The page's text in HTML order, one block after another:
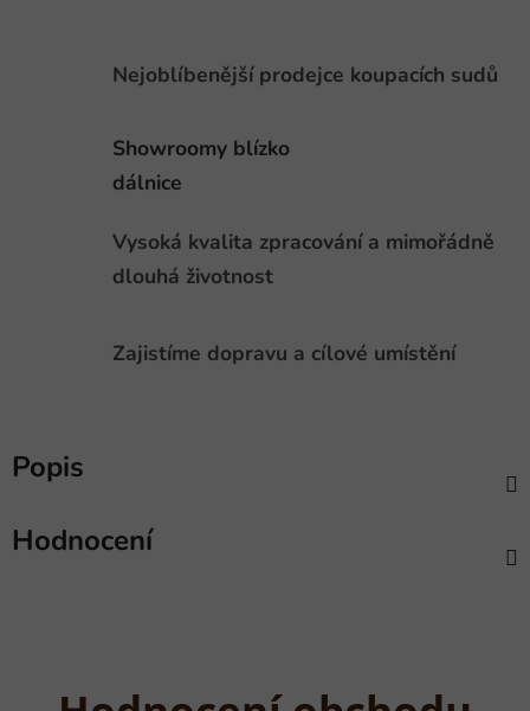
Nejoblíbenější prodejce koupacích sudů
Showroomy blízko
dálnice
Vysoká kvalita zpracování a mimořádně
dlouhá životnost
Zajistíme dopravu a cílové umístění
Popis
Hodnocení